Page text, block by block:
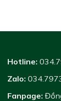
Hotline:
Zalo:
Fanpage: